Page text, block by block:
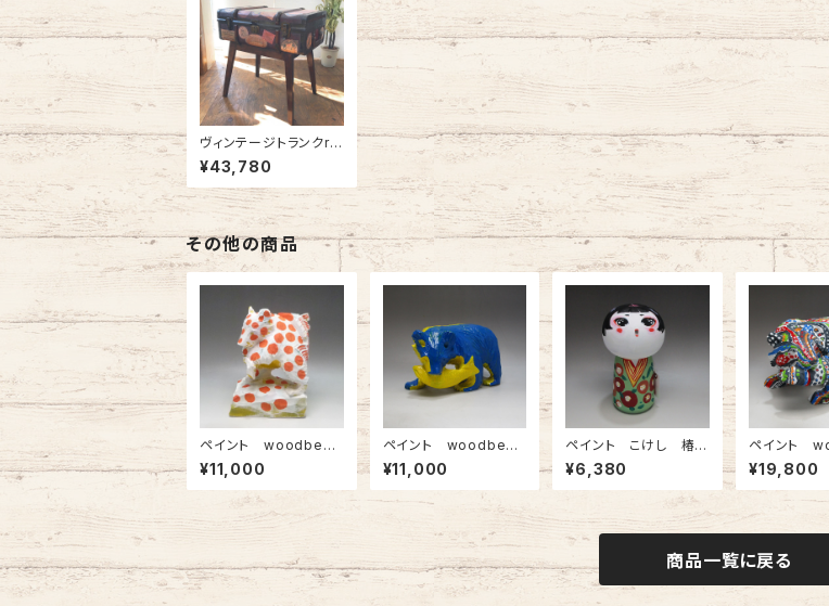
ヴィンテージトランクre
generationテーブル
¥43,780
その他の商品
ペイント woodbear
オレンジドット
¥11,000
ペイント woodbear
B＆Yツートン
¥11,000
ペイント こけし 椿の
着物の娘
¥6,380
ペイント
ストライプ＆
¥19,800
商品一覧に戻る